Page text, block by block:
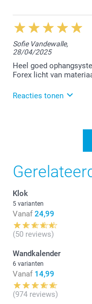
Nog een
Nathalie
23/06/2025
12:22
Hallo,
Bedankt voor
erg blij mee :-)
Geniet van de
Nathalie
Sofie Vandewalle,
28/04/2025
Heel goed
Forex licht van
Reacties tonen
van de mooie
Chana
Klok
5 varianten
Vanaf 24,99
(50 reviews)
Wandkalender
6 varianten
Vanaf 14,99
(974 reviews)